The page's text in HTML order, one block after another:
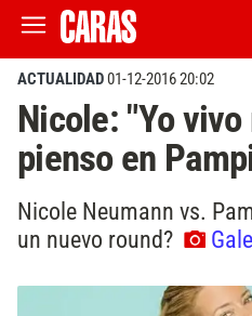
ACTUALIDAD01-12-2016 20:02
Nicole: "Yo
pienso en
Nicole Neumann vs.
un nuevo round?